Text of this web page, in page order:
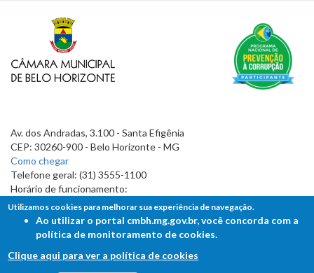
Av. dos Andradas, 3.100 - Santa Efigênia
CEP: 30260-900 - Belo Horizonte - MG
Como chegar
Telefone geral: (31) 3555-1100
Horário de funcionamento:
7h às 19h
Utilizamos cookies para melhorar sua experiência de navegação.
Ao utilizar o portal cmbh.mg.gov.br, você concorda com a
política de monitoramento de cookies.
Clique aqui para ver a política de cookies